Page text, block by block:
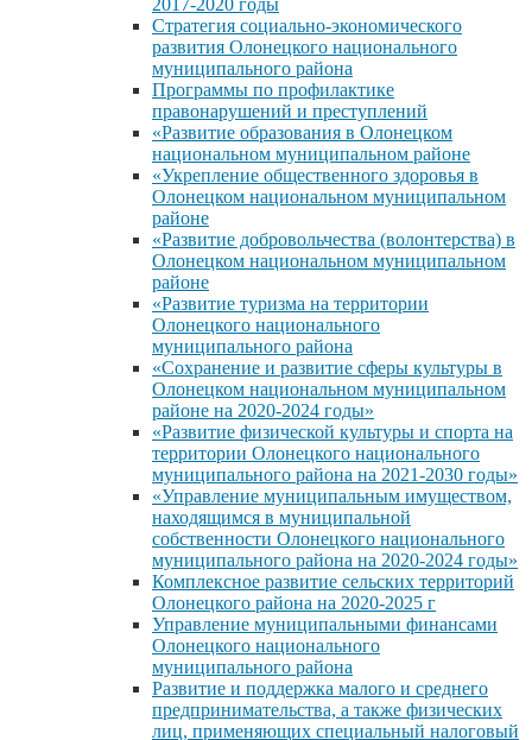
2017-2020 годы
Стратегия социально-экономического
развития Олонецкого национального
муниципального района
Программы по профилактике
правонарушений и преступлений
«Развитие образования в Олонецком
национальном муниципальном районе
«Укрепление общественного здоровья в
Олонецком национальном муниципальном
районе
«Развитие добровольчества (волонтерства) в
Олонецком национальном муниципальном
районе
«Развитие туризма на территории
Олонецкого национального
муниципального района
«Сохранение и развитие сферы культуры в
Олонецком национальном муниципальном
районе на 2020-2024 годы»
«Развитие физической культуры и спорта на
территории Олонецкого национального
муниципального района на 2021-2030 годы»
«Управление муниципальным имуществом,
находящимся в муниципальной
собственности Олонецкого национального
муниципального района на 2020-2024 годы»
Комплексное развитие сельских территорий
Олонецкого района на 2020-2025 г
Управление муниципальными финансами
Олонецкого национального
муниципального района
Развитие и поддержка малого и среднего
предпринимательства, а также физических
лиц, применяющих специальный налоговый